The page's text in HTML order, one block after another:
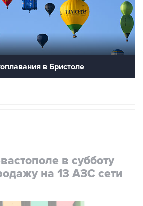
в Бристоле
в субботу
на 13 АЗС сети